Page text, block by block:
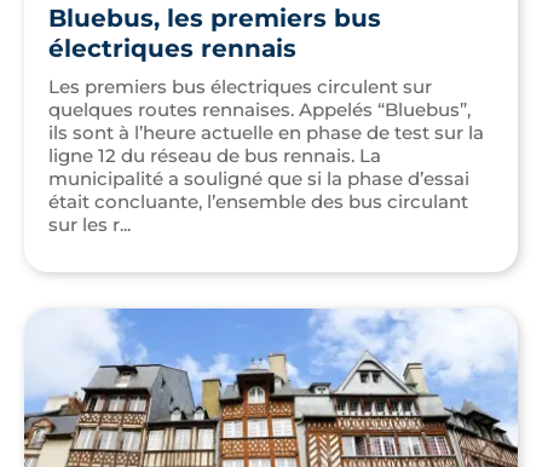
Bluebus, les premiers bus
électriques rennais
Les premiers bus électriques circulent sur
quelques routes rennaises. Appelés “Bluebus”,
ils sont à l’heure actuelle en phase de test sur la
ligne 12 du réseau de bus rennais. La
municipalité a souligné que si la phase d’essai
était concluante, l’ensemble des bus circulant
sur les r...